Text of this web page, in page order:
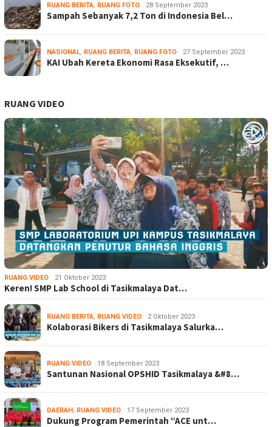
RUANG BERITA, RUANG FOTO 28 September 2023
Sampah Sebanyak 7,2 Ton di Indonesia Bel…
NASIONAL, RUANG BERITA, RUANG FOTO 27 September 2023
KAI Ubah Kereta Ekonomi Rasa Eksekutif, …
RUANG VIDEO
RUANG VIDEO 21 Oktober 2023
Keren! SMP Lab School di Tasikmalaya Dat…
RUANG BERITA, RUANG VIDEO 2 Oktober 2023
Kolaborasi Bikers di Tasikmalaya Salurka…
RUANG VIDEO 18 September 2023
Santunan Nasional OPSHID Tasikmalaya &#8…
DAERAH, RUANG VIDEO 17 September 2023
Dukung Program Pemerintah “ACE unt…